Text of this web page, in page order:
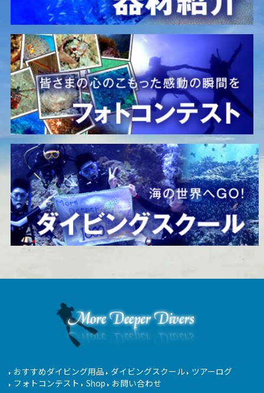
おすすめダイビング用品 ダイビングスクール ツアーログ
フォトコンテスト
Shop お問い合わせ